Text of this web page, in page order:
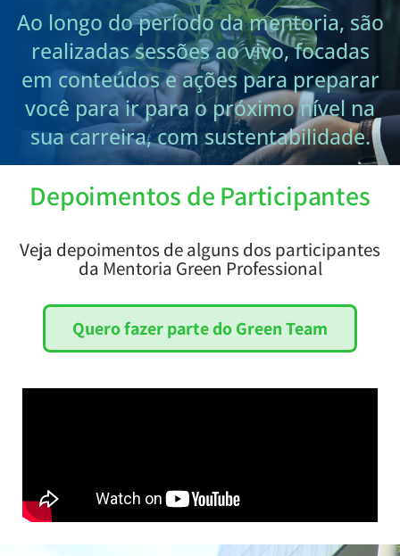
Ao longo do período da mentoria, são
realizadas sessões ao vivo, focadas
em conteúdos e ações para preparar
você para ir para o próximo nível na
sua carreira, com sustentabilidade.
Depoimentos de Participantes
Veja depoimentos de alguns dos participantes
da Mentoria Green Professional
Quero fazer parte do Green Team